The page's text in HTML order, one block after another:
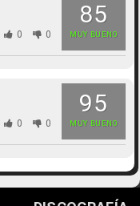
85
MUY BUENO
0 0
95
MUY BUENO
0 0